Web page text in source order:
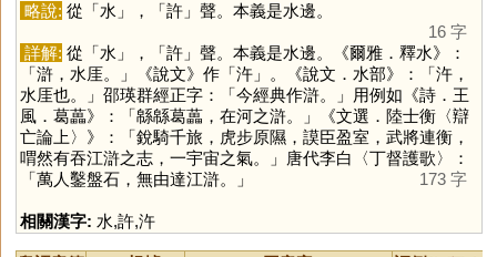
略說: 從「水」，「許」聲。本義是水邊。
16 字
詳解: 從「水」，「許」聲。本義是水邊。《爾雅．釋水》：
「滸，水厓。」《說文》作「汻」。《說文．水部》：「汻，
水厓也。」邵瑛群經正字：「今經典作滸。」用例如《詩．王
風．葛藟》：「緜緜葛藟，在河之滸。」《文選．陸士衡〈辯
亡論上〉》：「銳騎千旅，虎步原隰，謨臣盈室，武將連衡，
喟然有吞江滸之志，一宇宙之氣。」唐代李白〈丁督護歌〉：
「萬人鑿盤石，無由達江滸。」
173 字
相關漢字: 水,許,汻